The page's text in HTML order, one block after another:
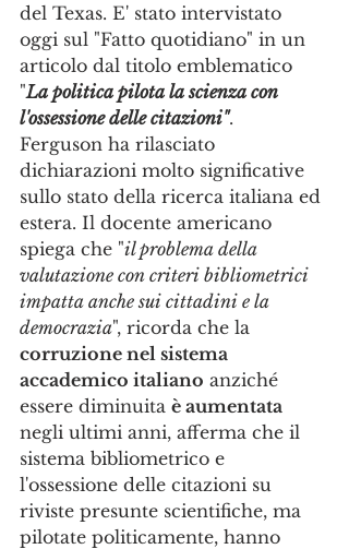
del Texas. E' stato intervistato
oggi sul "Fatto quotidiano" in un
articolo dal titolo emblematico
"La politica pilota la scienza con
l'ossessione delle citazioni".
Ferguson ha rilasciato
dichiarazioni molto significative
sullo stato della ricerca italiana ed
estera. Il docente americano
spiega che "il problema della
valutazione con criteri bibliometrici
impatta anche sui cittadini e la
democrazia", ricorda che la
corruzione nel sistema
accademico italiano anziché
essere diminuita è aumentata
negli ultimi anni, afferma che il
sistema bibliometrico e
l'ossessione delle citazioni su
riviste presunte scientifiche, ma
pilotate politicamente, hanno